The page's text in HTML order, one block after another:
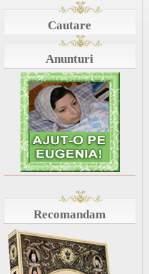
Cautare
Anunturi
Recomandam